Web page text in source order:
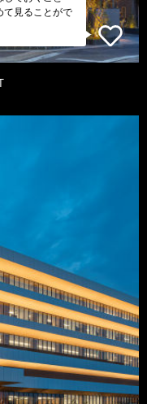
て見ることがで